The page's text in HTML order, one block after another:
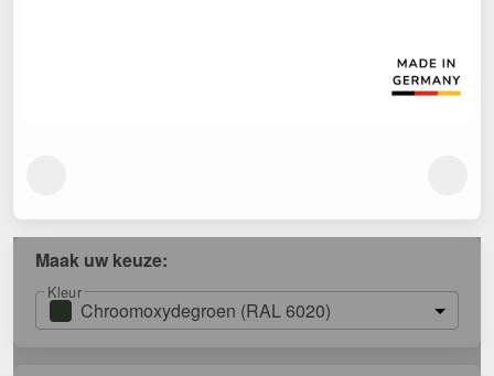
Maak uw keuze:
Kleur
Chroomoxydegroen (RAL 6020)